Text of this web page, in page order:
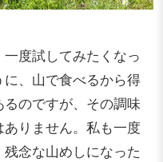
度試してみたくなっ
、山で食べるから得
のですが、その調味
りません。私も一度
念な山めしになった